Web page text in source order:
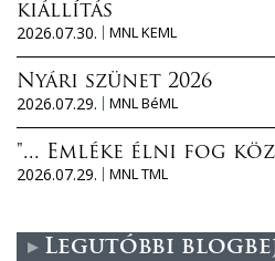
kiállítás
2026.07.30.
MNL KEML
Nyári szünet 2026
2026.07.29.
MNL BéML
"... Emléke élni fog
2026.07.29.
MNL TML
Legutóbbi